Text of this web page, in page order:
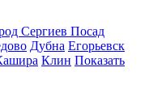
Сергиев Посад
Дубна Егорьевск
Клин Показать